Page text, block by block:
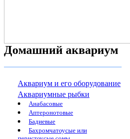
Домашний аквариум
Аквариум и его оборудование
Аквариумные рыбки
Анабасовые
Аптеронотовые
Бадиевые
Бахромчатоусые или